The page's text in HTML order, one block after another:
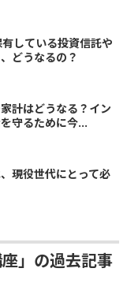
している投資信託や
どうなるの？
計はどうなる？イン
守るために今...
現役世代にとって必
」の過去記事